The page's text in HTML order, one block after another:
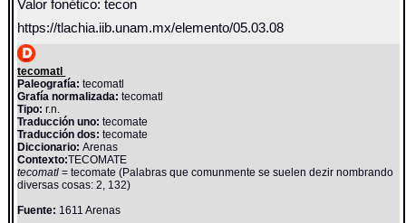
Valor fonético: tecon
https://tlachia.iib.unam.mx/elemento/05.03.08
tecomatl
Paleografía: tecomatl
Grafía normalizada: tecomatl
Tipo: r.n.
Traducción uno: tecomate
Traducción dos: tecomate
Diccionario:Arenas
Contexto:TECOMATE
tecomatl= tecomate (Palabras que comunmente se suelen dezir nombrando
diversas cosas: 2, 132)
Fuente: 1611 Arenas